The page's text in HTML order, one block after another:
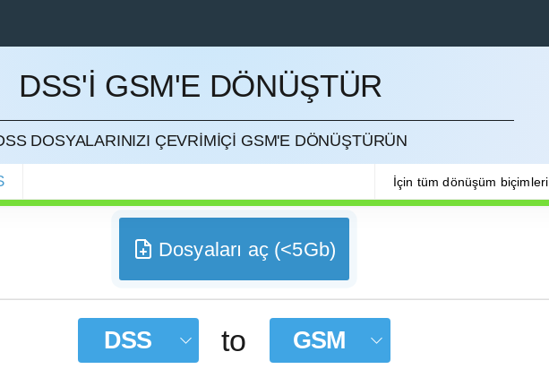
DSS'I GSM'E DÖNÜŞTÜR
DOSYALARINIZI ÇEVRIMIÇI GSM'E DÖNÜŞTÜRÜN
İçin tüm dönüşüm biçimleri
Dosyaları aç (<5Gb)
DSS to GSM